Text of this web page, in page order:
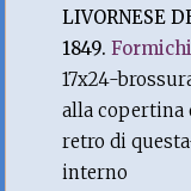
LIVORNESE
1849.
17x24-
alla copertina
retro di
interno